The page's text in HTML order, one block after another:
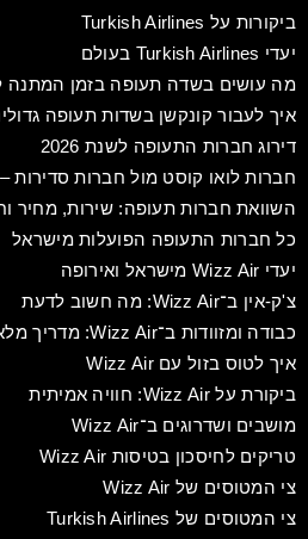
ביקורות על Turkish Airlines
יעדי Turkish Airlines בעולם
מה עושים בשדה תעופה בזמן המתנה
איך לעבור קונקשן בשדות תעופה
דירוג חברות התעופה לשנת 2026
חברות לואו קוסט מול חברות סדירות
השוואת חברות תעופה: שירות, מחיר
כל חברות התעופה הפועלות מישראל
יעדי Wizz Air מישראל ואירופה
צ'ק-אין ב־Wizz Air: מה חשוב לדעת
כבודה ומזוודות ב־Wizz Air: מדריך מלא
איך לטוס בזול עם Wizz Air
ביקורת על Wizz Air: חוויה אמיתית
מושבים ושדרוגים ב־Wizz Air
טריקים לחיסכון בטיסות Wizz Air
צי המטוסים של Wizz Air
צי המטוסים של Turkish Airlines